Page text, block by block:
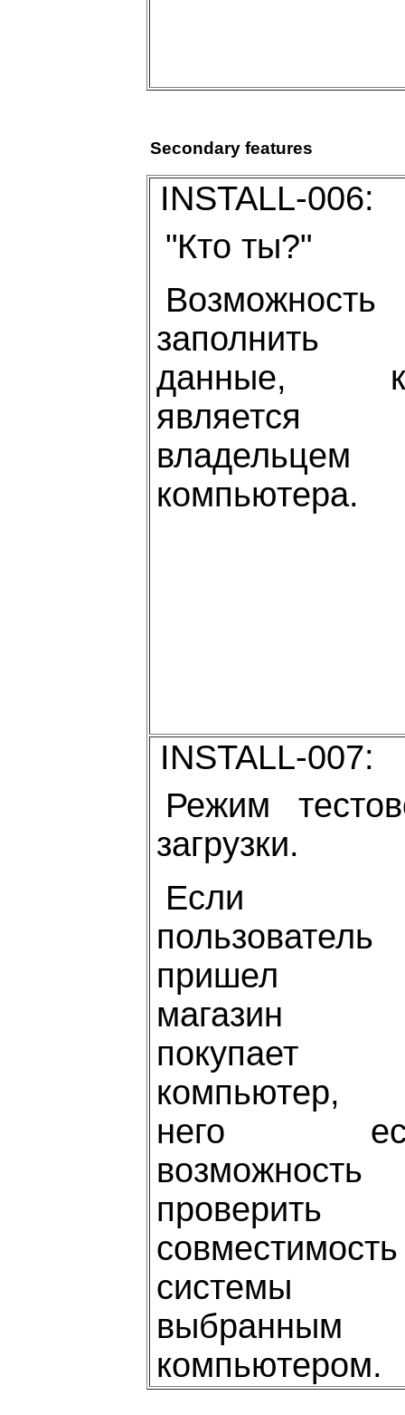
Secondary features
INSTALL-006:
"Кто ты?"
Возможность
заполнить
данные,
является
владельцем
компьютера.
INSTALL-007:
Режим
загрузки.
Если
пользователь
пришел
магазин
покупает
него
возможность
проверить
совместимость
системы
выбранным
компьютером.